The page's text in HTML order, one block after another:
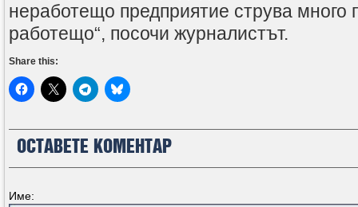
неработещо предприятие струва много
работещо“, посочи журналистът.
Share this:
ОСТАВЕТЕ КОМЕНТАР
Име: